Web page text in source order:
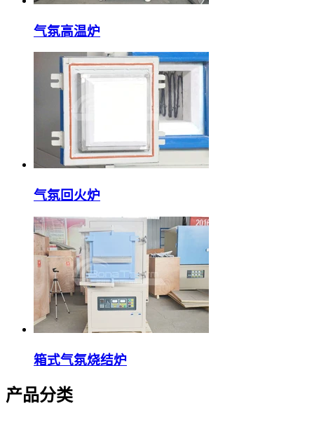
气氛高温炉
气氛回火炉
箱式气氛烧结炉
产品分类